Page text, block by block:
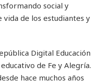
social y
vida de los estudiantes y
Digital Educación
de Fe y Alegría.
hace muchos años